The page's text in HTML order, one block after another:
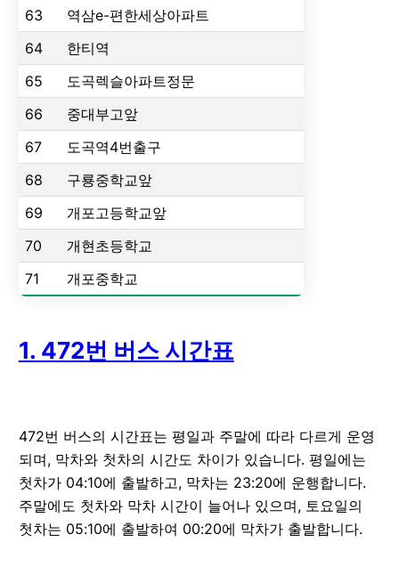
63
역삼e-편한세상아파트
64
한티역
65
도곡렉슬아파트정문
66
중대부고앞
67
도곡역4번출구
68
구룡중학교앞
69
개포고등학교앞
70
개현초등학교
71
개포중학교
1. 472번 버스 시간표
472번 버스의 시간표는 평일과 주말에 따라 다르게 운영
되며, 막차와 첫차의 시간도 차이가 있습니다. 평일에는
첫차가 04:10에 출발하고, 막차는 23:20에 운행합니다.
주말에도 첫차와 막차 시간이 늘어나 있으며, 토요일의
첫차는 05:10에 출발하여 00:20에 막차가 출발합니다.